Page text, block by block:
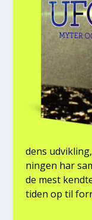
dens
nin­gen har
de mest
tiden op til